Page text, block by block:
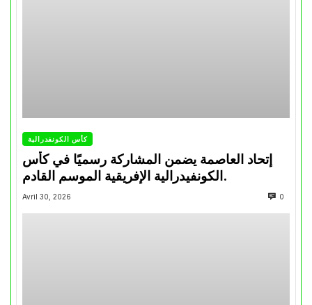
كأس الكونفدرالية
إتحاد العاصمة يضمن المشاركة رسميًا في كأس
الكونفيدرالية الإفريقية الموسم القادم.
Avril 30, 2026 0